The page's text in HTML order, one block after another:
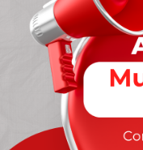
rapidez
que
com a qualidade